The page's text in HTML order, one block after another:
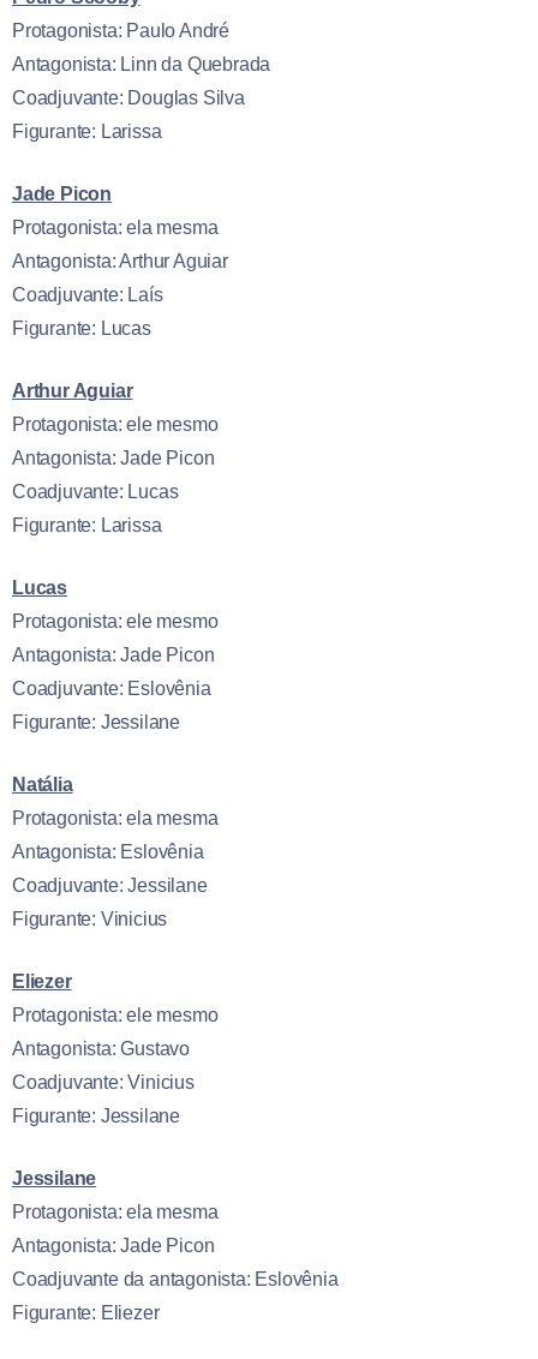
Protagonista: Paulo André
Antagonista: Linn da Quebrada
Coadjuvante: Douglas Silva
Figurante: Larissa
Jade Picon
Protagonista: ela mesma
Antagonista: Arthur Aguiar
Coadjuvante: Laís
Figurante: Lucas
Arthur Aguiar
Protagonista: ele mesmo
Antagonista: Jade Picon
Coadjuvante: Lucas
Figurante: Larissa
Lucas
Protagonista: ele mesmo
Antagonista: Jade Picon
Coadjuvante: Eslovênia
Figurante: Jessilane
Natália
Protagonista: ela mesma
Antagonista: Eslovênia
Coadjuvante: Jessilane
Figurante: Vinicius
Eliezer
Protagonista: ele mesmo
Antagonista: Gustavo
Coadjuvante: Vinicius
Figurante: Jessilane
Jessilane
Protagonista: ela mesma
Antagonista: Jade Picon
Coadjuvante da antagonista: Eslovênia
Figurante: Eliezer